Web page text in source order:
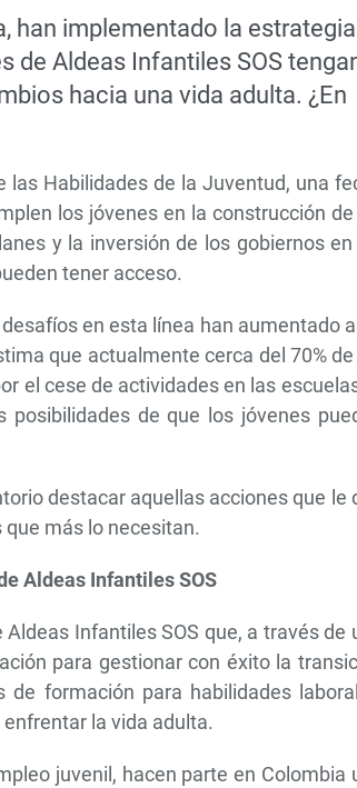
han implementado la estrategia
de Aldeas Infantiles SOS
hacia una vida adulta. ¿En
las Habilidades de la Juventud, una
los jóvenes en la construcción
y la inversión de los gobiernos
tener acceso.
en esta línea han aumentado
que actualmente cerca del 70%
el cese de actividades en las
de que los jóvenes
destacar aquellas acciones que le
más lo necesitan.
Aldeas Infantiles SOS
Infantiles SOS que, a través de
para gestionar con éxito la
formación para habilidades
la vida adulta.
juvenil, hacen parte en Colombia